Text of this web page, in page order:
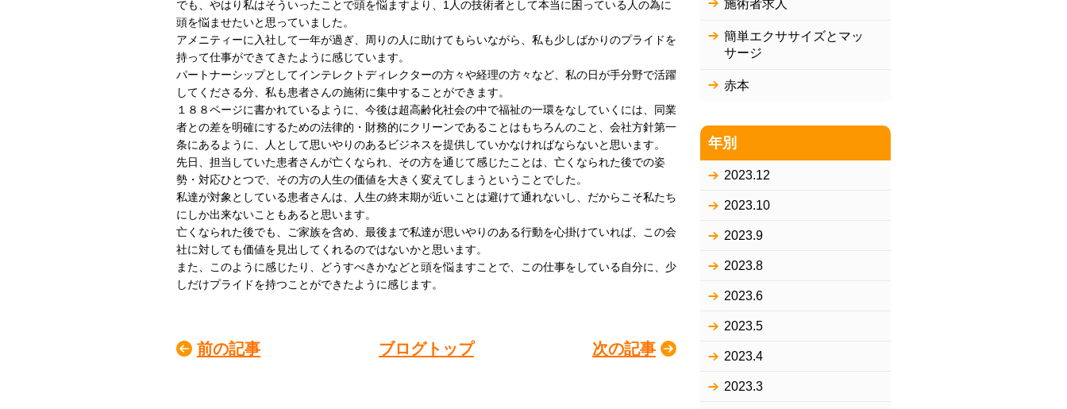
でも、やはり私はそういったことで頭を悩ますより、1人の技術者として本当に困っている人の為に
頭を悩ませたいと思っていました。
アメニティーに入社して一年が過ぎ、周りの人に助けてもらいながら、私も少しばかりのプライドを
持って仕事ができてきたように感じています。
パートナーシップとしてインテレクトディレクターの方々や経理の方々など、私の日が手分野で活躍
してくださる分、私も患者さんの施術に集中することができます。
１８８ページに書かれているように、今後は超高齢化社会の中で福祉の一環をなしていくには、同業
者との差を明確にするための法律的・財務的にクリーンであることはもちろんのこと、会社方針第一
条にあるように、人として思いやりのあるビジネスを提供していかなければならないと思います。
先日、担当していた患者さんが亡くなられ、その方を通じて感じたことは、亡くなられた後での姿
勢・対応ひとつで、その方の人生の価値を大きく変えてしまうということでした。
私達が対象としている患者さんは、人生の終末期が近いことは避けて通れないし、だからこそ私たち
にしか出来ないこともあると思います。
亡くなられた後でも、ご家族を含め、最後まで私達が思いやりのある行動を心掛けていれば、この会
社に対しても価値を見出してくれるのではないかと思います。
また、このように感じたり、どうすべきかなどと頭を悩ますことで、この仕事をしている自分に、少
しだけプライドを持つことができたように感じます。
前の記事 ブログトップ 次の記事
施術者求人
簡単エクササイズとマッ
サージ
赤本
年別
2023.12
2023.10
2023.9
2023.8
2023.6
2023.5
2023.4
2023.3